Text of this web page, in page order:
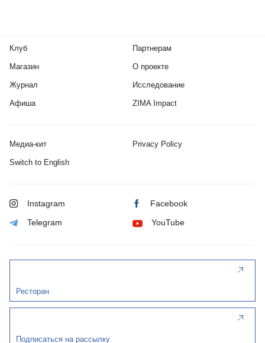
Клуб
Магазин
Журнал
Афиша
Партнерам
О проекте
Исследование
ZIMA Impact
Медиа-кит Privacy Policy
Switch to English
Instagram Facebook
Telegram YouTube
Ресторан
Подписаться на рассылку